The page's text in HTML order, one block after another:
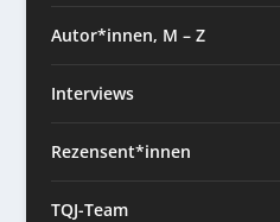
Autor*innen, M – Z
Interviews
Rezensent*innen
TQJ-Team